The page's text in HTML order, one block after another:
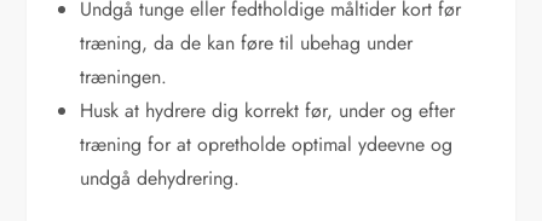
Undgå tunge eller fedtholdige måltider kort før
træning, da de kan føre til ubehag under
træningen.
Husk at hydrere dig korrekt før, under og efter
træning for at opretholde optimal ydeevne og
undgå dehydrering.